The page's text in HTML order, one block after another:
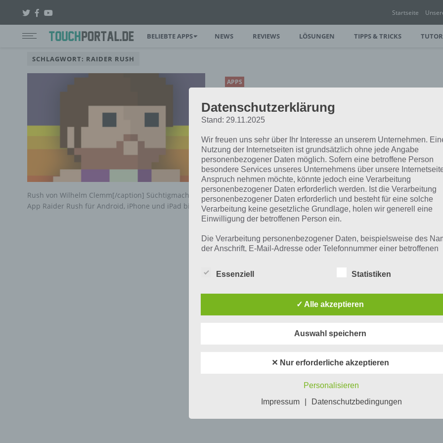
Startseite
BELIEBTE APPS NEWS REVIEWS LÖSUNGEN TIPPS & TRICKS
SCHLAGWORT: RAIDER RUSH
APPS
RAIDER RUSH: TOLLES
PLATTFORM-SPIEL MIT
SUCHTPOTENZIAL UND
PIXELOPTIK
PAUL STELZER-06. SEPTEMBER 2015
[caption id="attachment_22553"
align="alignright" width="150"] Raider
Rush von Wilhelm Clemm[/caption] Süchtigmachend, einfach zu erlernen und tolle Pixelgrafik: Die
App Raider Rush für Android, iPhone und iPad bietet alles,…
Datenschutzerklärung
Stand: 29.11.2025
Wir freuen uns sehr über Ihr Interesse an unserem Unternehmen.
Nutzung der Internetseiten ist grundsätzlich ohne jede Angabe
personenbezogener Daten möglich. Sofern eine betroffene Person
besondere Services unseres Unternehmens über unsere
Anspruch nehmen möchte, könnte jedoch eine Verarbeitung
personenbezogener Daten erforderlich werden. Ist die Verarbeitung
personenbezogener Daten erforderlich und besteht für eine solche
Verarbeitung keine gesetzliche Grundlage, holen wir generell eine
Einwilligung der betroffenen Person ein.
Die Verarbeitung personenbezogener Daten, beispielsweise des
der Anschrift, E-Mail-Adresse oder Telefonnummer einer betroffenen
Datenschutzbestimmungen. Mittels dieser Datenschutzerklärung
informieren. Ferner werden betroffene Personen mittels dieser
Datenschutzerklärung über die ihnen zustehenden Rechte
Wir haben als für die Verarbeitung Verantwortlicher zahlreiche
personenbezogenen Daten sicherzustellen. Dennoch können
aufweisen, sodass ein absoluter Schutz nicht gewährleistet werden
Aus diesem Grund steht es jeder betroffenen Person frei,
personenbezogene Daten auch auf alternativen Wegen,
Essenziell Statistiken
✓ Alle akzeptieren
Auswahl speichern
✕ Nur erforderliche akzeptieren
Personalisieren
Impressum
Datenschutzbedingungen